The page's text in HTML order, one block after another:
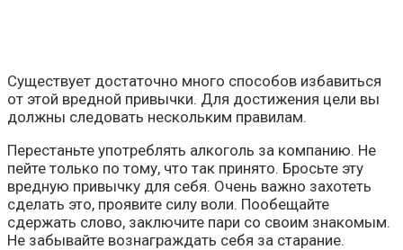
Существует достаточно много способов избавиться
от этой вредной привычки. Для достижения цели вы
должны следовать нескольким правилам.
Перестаньте употреблять алкоголь за компанию. Не
пейте только по тому, что так принято. Бросьте эту
вредную привычку для себя. Очень важно захотеть
сделать это, проявите силу воли. Пообещайте
сдержать слово, заключите пари со своим знакомым.
Не забывайте вознаграждать себя за старание.